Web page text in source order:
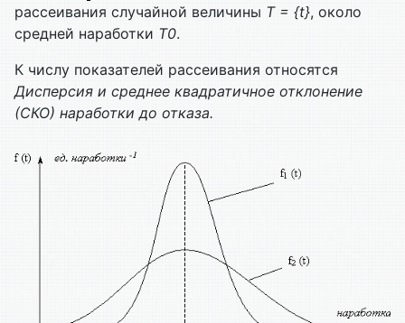
рассеивания случайной величины T = {t}, около
средней наработки T0.
К числу показателей рассеивания относятся
Дисперсия и среднее квадратичное отклонение
(СКО) наработки до отказа.